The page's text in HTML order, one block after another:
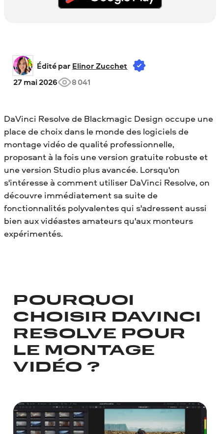
Édité par Elinor Zucchet
27 mai 2026
8 041
DaVinci Resolve de Blackmagic Design occupe une
place de choix dans le monde des logiciels de
montage vidéo de qualité professionnelle,
proposant à la fois une version gratuite robuste et
une version Studio plus avancée. Lorsqu'on
s'intéresse à comment utiliser DaVinci Resolve, on
découvre immédiatement sa suite de
fonctionnalités polyvalentes qui s'adressent aussi
bien aux vidéastes amateurs qu'aux monteurs
expérimentés.
POURQUOI
CHOISIR DAVINCI
RESOLVE POUR
LE MONTAGE
VIDÉO ?